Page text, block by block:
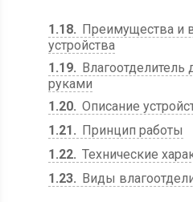
1.18
Преимущества и
устройства
1.19
руками
1.20 Описание
1.21
Принцип работы
1.22 Технические
1.23
Виды